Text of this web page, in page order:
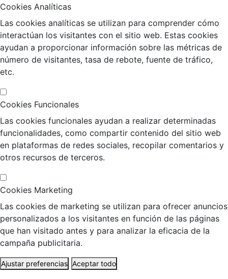
Cookies Analíticas
Las cookies analíticas se utilizan para comprender cómo
interactúan los visitantes con el sitio web. Estas cookies
ayudan a proporcionar información sobre las métricas de
número de visitantes, tasa de rebote, fuente de tráfico,
etc.
Cookies Funcionales
Las cookies funcionales ayudan a realizar determinadas
funcionalidades, como compartir contenido del sitio web
en plataformas de redes sociales, recopilar comentarios y
otros recursos de terceros.
Cookies Marketing
Las cookies de marketing se utilizan para ofrecer anuncios
personalizados a los visitantes en función de las páginas
que han visitado antes y para analizar la eficacia de la
campaña publicitaria.
Ajustar preferencias Aceptar todo